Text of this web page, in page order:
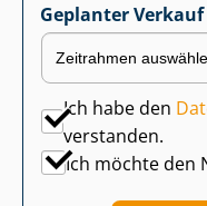
Geplanter Verkauf
Ich habe den
verstanden.
Ich möchte den